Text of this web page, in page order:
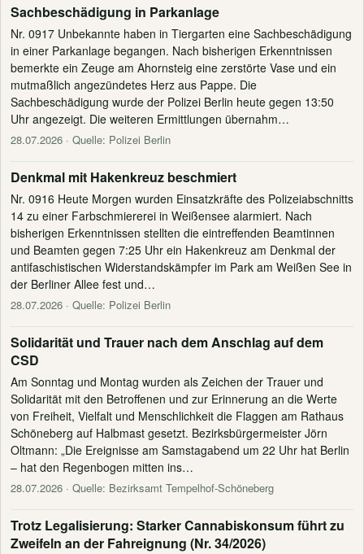
Sachbeschädigung in Parkanlage
Nr. 0917 Unbekannte haben in Tiergarten eine Sachbeschädigung
in einer Parkanlage begangen. Nach bisherigen Erkenntnissen
bemerkte ein Zeuge am Ahornsteig eine zerstörte Vase und ein
mutmaßlich angezündetes Herz aus Pappe. Die
Sachbeschädigung wurde der Polizei Berlin heute gegen 13:50
Uhr angezeigt. Die weiteren Ermittlungen übernahm…
28.07.2026 · Quelle: Polizei Berlin
Denkmal mit Hakenkreuz beschmiert
Nr. 0916 Heute Morgen wurden Einsatzkräfte des Polizeiabschnitts
14 zu einer Farbschmiererei in Weißensee alarmiert. Nach
bisherigen Erkenntnissen stellten die eintreffenden Beamtinnen
und Beamten gegen 7:25 Uhr ein Hakenkreuz am Denkmal der
antifaschistischen Widerstandskämpfer im Park am Weißen See in
der Berliner Allee fest und…
28.07.2026 · Quelle: Polizei Berlin
Solidarität und Trauer nach dem Anschlag auf dem
CSD
Am Sonntag und Montag wurden als Zeichen der Trauer und
Solidarität mit den Betroffenen und zur Erinnerung an die Werte
von Freiheit, Vielfalt und Menschlichkeit die Flaggen am Rathaus
Schöneberg auf Halbmast gesetzt. Bezirksbürgermeister Jörn
Oltmann: „Die Ereignisse am Samstagabend um 22 Uhr hat Berlin
– hat den Regenbogen mitten ins…
28.07.2026 · Quelle: Bezirksamt Tempelhof-Schöneberg
Trotz Legalisierung: Starker Cannabiskonsum führt zu
Zweifeln an der Fahreignung (Nr. 34/2026)